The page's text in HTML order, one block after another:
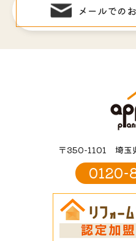
メールでの
〒350-1101 埼玉
0120-